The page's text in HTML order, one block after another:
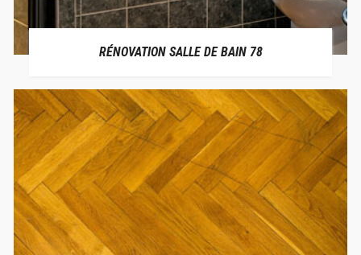
RÉNOVATION SALLE DE BAIN 78